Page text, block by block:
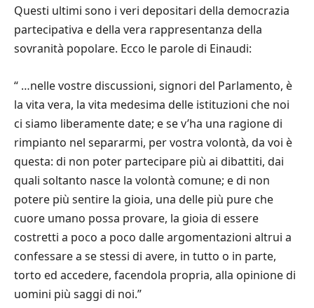
Questi ultimi sono i veri depositari della democrazia
partecipativa e della vera rappresentanza della
sovranità popolare. Ecco le parole di Einaudi:
“ …nelle vostre discussioni, signori del Parlamento, è
la vita vera, la vita medesima delle istituzioni che noi
ci siamo liberamente date; e se v’ha una ragione di
rimpianto nel separarmi, per vostra volontà, da voi è
questa: di non poter partecipare più ai dibattiti, dai
quali soltanto nasce la volontà comune; e di non
potere più sentire la gioia, una delle più pure che
cuore umano possa provare, la gioia di essere
costretti a poco a poco dalle argomentazioni altrui a
confessare a se stessi di avere, in tutto o in parte,
torto ed accedere, facendola propria, alla opinione di
uomini più saggi di noi.”